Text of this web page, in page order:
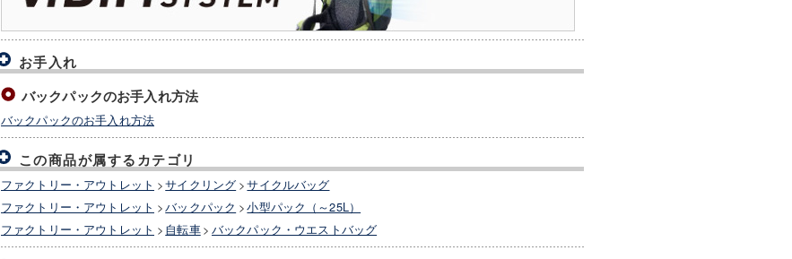
お手入れ
バックパックのお手入れ方法
バックパックのお手入れ方法
この商品が属するカテゴリ
ファクトリー・アウトレット >サイクリング >サイクルバッグ
ファクトリー・アウトレット >バックパック >小型パック（～25L）
ファクトリー・アウトレット > 自転車> バックパック・ウエストバッグ